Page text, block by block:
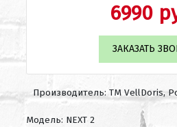
6990
ЗАКАЗАТЬ
Производитель: ТМ VellDoris,
Модель: NEXT 2